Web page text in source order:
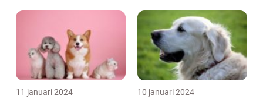
11 januari 2024 10 januari 2024